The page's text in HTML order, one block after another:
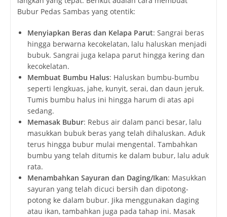
Bubur Pedas Sambas yang otentik:
Menyiapkan Beras dan Kelapa Parut: Sangrai beras
hingga berwarna kecokelatan, lalu haluskan menjadi
bubuk. Sangrai juga kelapa parut hingga kering dan
kecokelatan.
Membuat Bumbu Halus: Haluskan bumbu-bumbu
seperti lengkuas, jahe, kunyit, serai, dan daun jeruk.
Tumis bumbu halus ini hingga harum di atas api
sedang.
Memasak Bubur: Rebus air dalam panci besar, lalu
masukkan bubuk beras yang telah dihaluskan. Aduk
terus hingga bubur mulai mengental. Tambahkan
bumbu yang telah ditumis ke dalam bubur, lalu aduk
rata.
Menambahkan Sayuran dan Daging/Ikan: Masukkan
sayuran yang telah dicuci bersih dan dipotong-
potong ke dalam bubur. Jika menggunakan daging
atau ikan, tambahkan juga pada tahap ini. Masak